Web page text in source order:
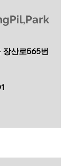
장산로565번